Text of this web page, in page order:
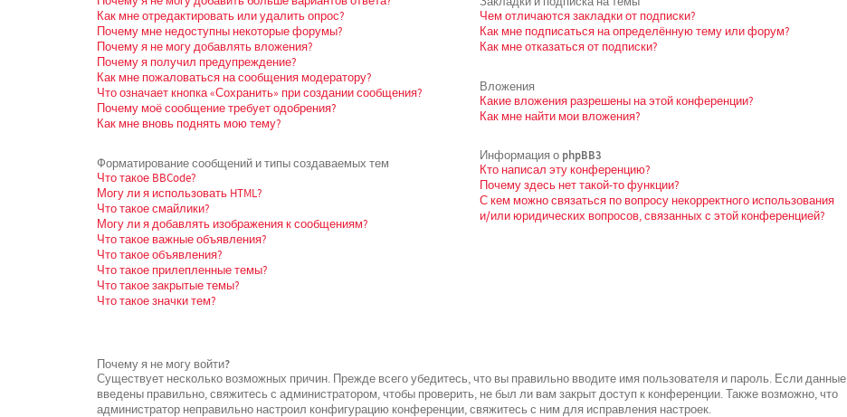
Как мне отредактировать или удалить опрос?
Почему мне недоступны некоторые форумы?
Почему я не могу добавлять вложения?
Почему я получил предупреждение?
Как мне пожаловаться на сообщения модератору?
Что означает кнопка «Сохранить» при создании сообщения?
Почему моё сообщение требует одобрения?
Как мне вновь поднять мою тему?
Форматирование сообщений и типы создаваемых тем
Что такое BBCode?
Могу ли я использовать HTML?
Что такое смайлики?
Могу ли я добавлять изображения к сообщениям?
Что такое важные объявления?
Что такое объявления?
Что такое прилепленные темы?
Что такое закрытые темы?
Что такое значки тем?
Чем отличаются закладки от подписки?
Как мне подписаться на определённую тему или форум?
Как мне отказаться от подписки?
Вложения
Какие вложения разрешены на этой конференции?
Как мне найти мои вложения?
Информация о phpBB3
Кто написал эту конференцию?
Почему здесь нет такой-то функции?
С кем можно связаться по вопросу некорректного использования
и/или юридических вопросов, связанных с этой конференцией?
Почему я не могу войти?
Существует несколько возможных причин. Прежде всего убедитесь, что вы правильно вводите имя пользователя и пароль. Если данные
введены правильно, свяжитесь с администратором, чтобы проверить, не был ли вам закрыт доступ к конференции. Также возможно, что
администратор неправильно настроил конфигурацию конференции, свяжитесь с ним для исправления настроек.